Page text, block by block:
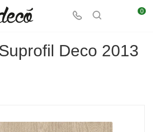
0
Deco 2013